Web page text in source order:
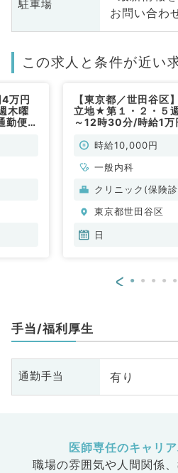
駐車場
お問い合わ
この求人と条件が近い
万円
木曜
勤便
【東京都／世田谷区
立地★第１・２・５
～12時30分/時給1
非常勤）
時給10,000円
一般内科
クリニック(保険
東京都世田谷区
日
<
手当/福利厚生
通勤手当 有り
医師専任のキャリ
職場の雰囲気や人間関係、